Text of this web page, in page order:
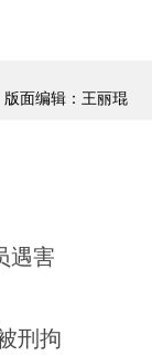
版面编辑：王丽琨
遇害
刑拘